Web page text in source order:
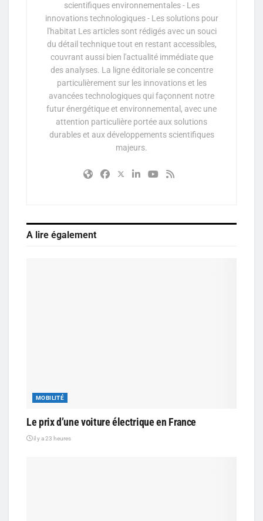
scientifiques environnementales - Les
innovations technologiques - Les solutions pour
l'habitat Les articles sont rédigés avec un souci
du détail technique tout en restant accessibles,
couvrant aussi bien l'actualité immédiate que
des analyses. La ligne éditoriale se concentre
particulièrement sur les innovations et les
avancées technologiques qui façonnent notre
futur énergétique et environnemental, avec une
attention particulière portée aux solutions
durables et aux développements scientifiques
majeurs.
A lire également
MOBILITÉ
Le prix d’une voiture électrique en France
il y a 23 heures